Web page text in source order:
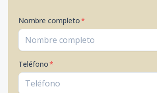
Nombre completo*
Teléfono*